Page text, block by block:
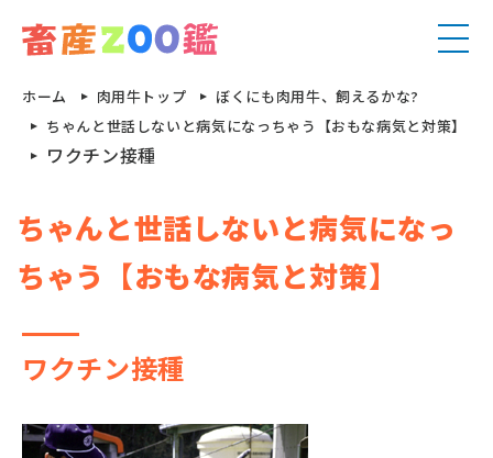
鶏
特養家畜
ホーム 肉用牛トップ
ぼくにも肉用牛、飼えるかな?
ちゃんと世話しないと病気になっちゃう【おもな病気と対策】
ワクチン接種
ちゃんと世話しないと病気になっ
ちゃう【おもな病気と対策】
ワクチン接種